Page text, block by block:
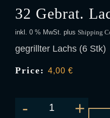
32 Gebrat.
inkl. 0 % MwSt. plus Shipping
gegrillter Lachs (6 Stk)
Price: 4,00 €